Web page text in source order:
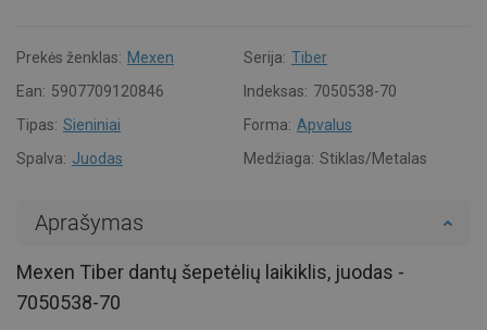
Prekės ženklas: Mexen Serija: Tiber
Ean: 5907709120846 Indeksas: 7050538-70
Tipas: Sieniniai Forma: Apvalus
Spalva: Juodas Medžiaga: Stiklas/Metalas
Aprašymas
Mexen Tiber dantų šepetėlių laikiklis, juodas -
7050538-70